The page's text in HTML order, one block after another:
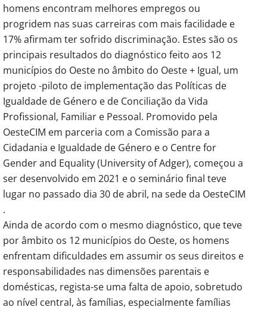
homens encontram melhores empregos ou
progridem nas suas carreiras com mais facilidade e
17% afirmam ter sofrido discriminação. Estes são os
principais resultados do diagnóstico feito aos 12
municípios do Oeste no âmbito do Oeste + Igual, um
projeto -piloto de implementação das Políticas de
Igualdade de Género e de Conciliação da Vida
Profissional, Familiar e Pessoal. Promovido pela
OesteCIM em parceria com a Comissão para a
Cidadania e Igualdade de Género e o Centre for
Gender and Equality (University of Adger), começou a
ser desenvolvido em 2021 e o seminário final teve
lugar no passado dia 30 de abril, na sede da OesteCIM
.
Ainda de acordo com o mesmo diagnóstico, que teve
por âmbito os 12 municípios do Oeste, os homens
enfrentam dificuldades em assumir os seus direitos e
responsabilidades nas dimensões parentais e
domésticas, regista-se uma falta de apoio, sobretudo
ao nível central, às famílias, especialmente famílias